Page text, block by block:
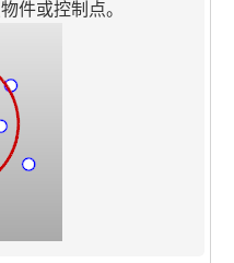
件或控制点。